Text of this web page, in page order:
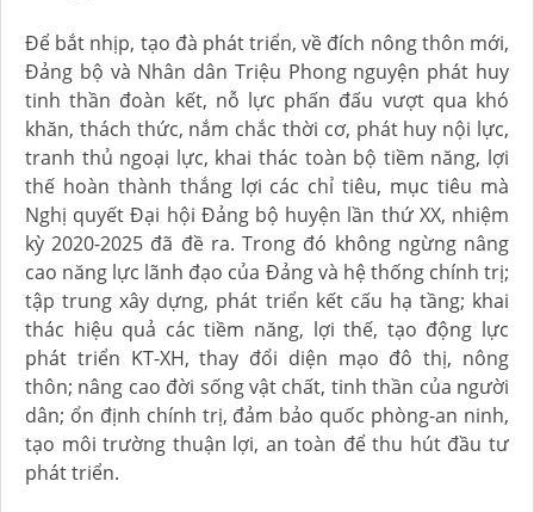
Để bắt nhịp, tạo đà phát triển, về đích nông thôn mới,
Đảng bộ và Nhân dân Triệu Phong nguyện phát huy
tinh thần đoàn kết, nỗ lực phấn đấu vượt qua khó
khăn, thách thức, nắm chắc thời cơ, phát huy nội lực,
tranh thủ ngoại lực, khai thác toàn bộ tiềm năng, lợi
thế hoàn thành thắng lợi các chỉ tiêu, mục tiêu mà
Nghị quyết Đại hội Đảng bộ huyện lần thứ XX, nhiệm
kỳ 2020-2025 đã đề ra. Trong đó không ngừng nâng
cao năng lực lãnh đạo của Đảng và hệ thống chính trị;
tập trung xây dựng, phát triển kết cấu hạ tầng; khai
thác hiệu quả các tiềm năng, lợi thế, tạo động lực
phát triển KT-XH, thay đổi diện mạo đô thị, nông
thôn; nâng cao đời sống vật chất, tinh thần của người
dân; ổn định chính trị, đảm bảo quốc phòng-an ninh,
tạo môi trường thuận lợi, an toàn để thu hút đầu tư
phát triển.